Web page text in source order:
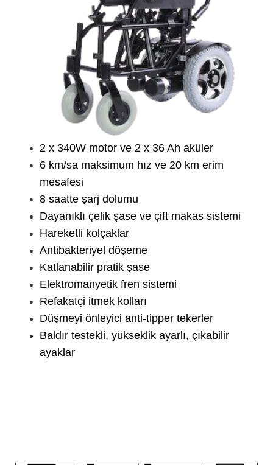
2 x 340W motor ve 2 x 36 Ah aküler
6 km/sa maksimum hız ve 20 km erim
mesafesi
8 saatte şarj dolumu
Dayanıklı çelik şase ve çift makas sistemi
Hareketli kolçaklar
Antibakteriyel döşeme
Katlanabilir pratik şase
Elektromanyetik fren sistemi
Refakatçi itmek kolları
Düşmeyi önleyici anti-tipper tekerler
Baldır testekli, yükseklik ayarlı, çıkabilir
ayaklar